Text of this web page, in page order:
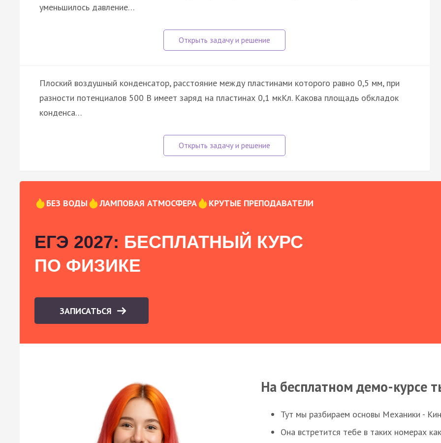
уменьшилось давление…
Плоский воздушный конденсатор, расстояние между пластинами которого равно 0,5 мм, при
разности потенциалов 500 В имеет заряд на пластинах 0,1 мкКл. Какова площадь обкладок
конденса…
БЕЗ ВОДЫ ЛАМПОВАЯ АТМОСФЕРА КРУТЫЕ ПРЕПОДАВАТЕЛИ
ЕГЭ 2027: БЕСПЛАТНЫЙ КУРС
ПО ФИЗИКЕ
ЗАПИСАТЬСЯ
На бесплатном демо-курсе
Тут мы разбираем основы Механики -
Она встретится тебе в таких номерах